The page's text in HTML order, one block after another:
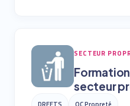
SECTEUR
secteur